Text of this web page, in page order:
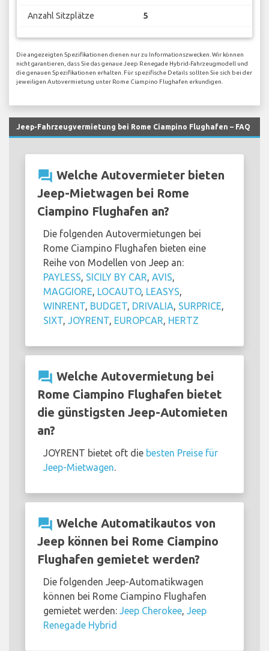
Anzahl Sitzplätze 5
Die angezeigten Spezifikationen dienen nur zu Informationszwecken. Wir können
nicht garantieren, dass Sie das genaue Jeep Renegade Hybrid-Fahrzeugmodell und
die genauen Spezifikationen erhalten. Für spezifische Details sollten Sie sich bei der
jeweiligen Autovermietung unter Rome Ciampino Flughafen erkundigen.
Jeep-Fahrzeugvermietung bei Rome Ciampino Flughafen – FAQ
question_answer Welche Autovermieter bieten
Jeep-Mietwagen bei Rome
Ciampino Flughafen an?
Die folgenden Autovermietungen bei
Rome Ciampino Flughafen bieten eine
Reihe von Modellen von Jeep an:
PAYLESS, SICILY BY CAR, AVIS,
MAGGIORE, LOCAUTO, LEASYS,
WINRENT, BUDGET, DRIVALIA, SURPRICE,
SIXT, JOYRENT, EUROPCAR, HERTZ
question_answer Welche Autovermietung bei
Rome Ciampino Flughafen bietet
die günstigsten Jeep-Automieten
an?
JOYRENT bietet oft die besten Preise für
Jeep-Mietwagen.
question_answer Welche Automatikautos von
Jeep können bei Rome Ciampino
Flughafen gemietet werden?
Die folgenden Jeep-Automatikwagen
können bei Rome Ciampino Flughafen
gemietet werden: Jeep Cherokee, Jeep
Renegade Hybrid